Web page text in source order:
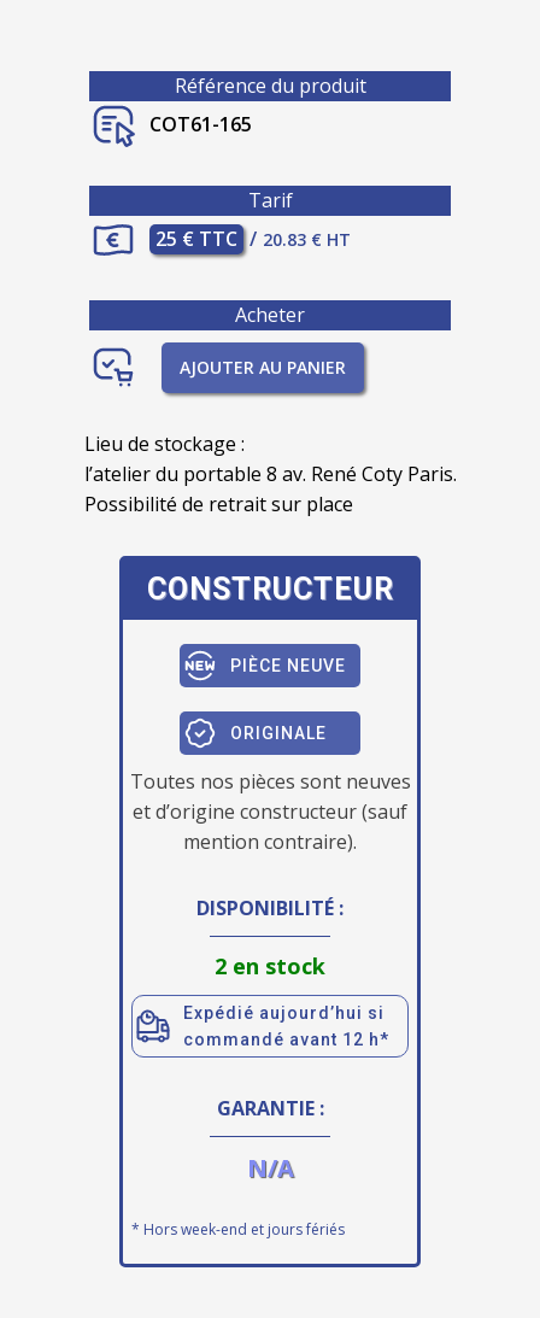
Référence du produit
COT61-165
Tarif
25 € TTC / 20.83 € HT
Acheter
AJOUTER AU PANIER
Lieu de stockage :
l’atelier du portable 8 av. René Coty Paris.
Possibilité de retrait sur place
CONSTRUCTEUR
PIÈCE NEUVE
ORIGINALE
Toutes nos pièces sont neuves
et d’origine constructeur (sauf
mention contraire).
DISPONIBILITÉ :
2 en stock
Expédié aujourd’hui si
commandé avant 12 h*
GARANTIE :
N/A
* Hors week-end et jours fériés